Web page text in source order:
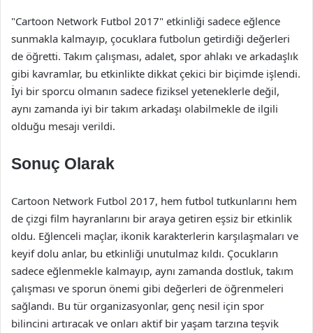
"Cartoon Network Futbol 2017" etkinliği sadece eğlence
sunmakla kalmayıp, çocuklara futbolun getirdiği değerleri
de öğretti. Takım çalışması, adalet, spor ahlakı ve arkadaşlık
gibi kavramlar, bu etkinlikte dikkat çekici bir biçimde işlendi.
İyi bir sporcu olmanın sadece fiziksel yeteneklerle değil,
aynı zamanda iyi bir takım arkadaşı olabilmekle de ilgili
olduğu mesajı verildi.
Sonuç Olarak
Cartoon Network Futbol 2017, hem futbol tutkunlarını hem
de çizgi film hayranlarını bir araya getiren eşsiz bir etkinlik
oldu. Eğlenceli maçlar, ikonik karakterlerin karşılaşmaları ve
keyif dolu anlar, bu etkinliği unutulmaz kıldı. Çocukların
sadece eğlenmekle kalmayıp, aynı zamanda dostluk, takım
çalışması ve sporun önemi gibi değerleri de öğrenmeleri
sağlandı. Bu tür organizasyonlar, genç nesil için spor
bilincini artıracak ve onları aktif bir yaşam tarzına teşvik